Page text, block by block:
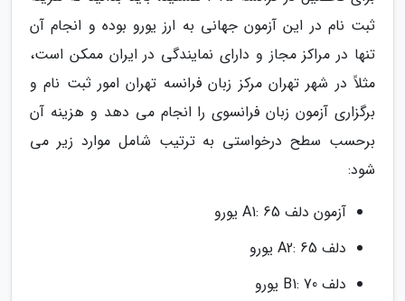
ثبت نام در این آزمون جهانی به ارز یورو بوده و انجام آن
تنها در مراکز مجاز و دارای نمایندگی در ایران ممکن است،
مثلاً در شهر تهران مرکز زبان فرانسه تهران امور ثبت نام و
برگزاری آزمون زبان فرانسوی را انجام می دهد و هزینه آن
برحسب سطح درخواستی به ترتیب شامل موارد زیر می
شود:
آزمون دلف A1: 65 یورو
دلف A2: 65 یورو
دلف B1: 70 یورو